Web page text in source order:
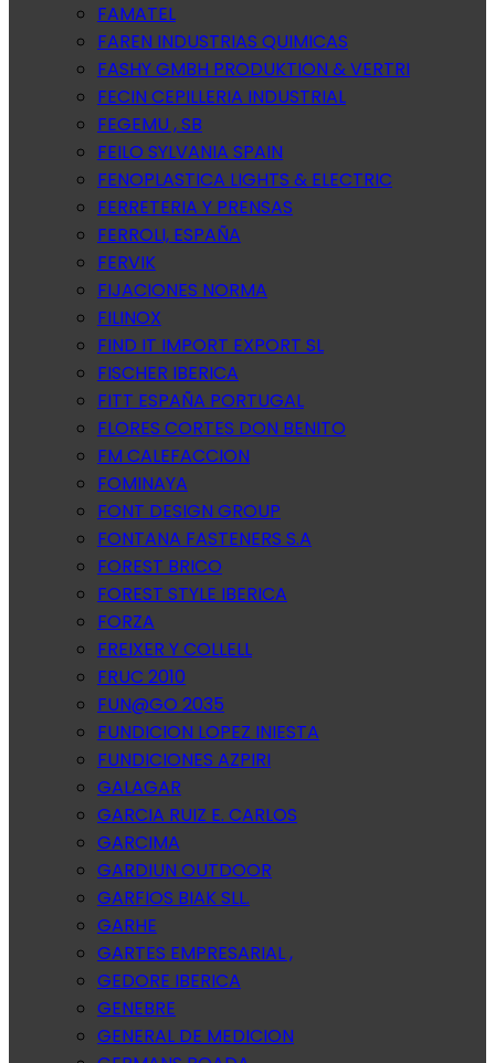
FAMATEL
FAREN INDUSTRIAS QUIMICAS
FASHY GMBH PRODUKTION & VERTRI
FECIN CEPILLERIA INDUSTRIAL
FEGEMU , SB
FEILO SYLVANIA SPAIN
FENOPLASTICA LIGHTS & ELECTRIC
FERRETERIA Y PRENSAS
FERROLI, ESPAÑA
FERVIK
FIJACIONES NORMA
FILINOX
FIND IT IMPORT EXPORT SL
FISCHER IBERICA
FITT ESPAÑA PORTUGAL
FLORES CORTES DON BENITO
FM CALEFACCION
FOMINAYA
FONT DESIGN GROUP
FONTANA FASTENERS S.A
FOREST BRICO
FOREST STYLE IBERICA
FORZA
FREIXER Y COLLELL
FRUC 2010
FUN@GO 2035
FUNDICION LOPEZ INIESTA
FUNDICIONES AZPIRI
GALAGAR
GARCIA RUIZ E. CARLOS
GARCIMA
GARDIUN OUTDOOR
GARFIOS BIAK SLL.
GARHE
GARTES EMPRESARIAL ,
GEDORE IBERICA
GENEBRE
GENERAL DE MEDICION